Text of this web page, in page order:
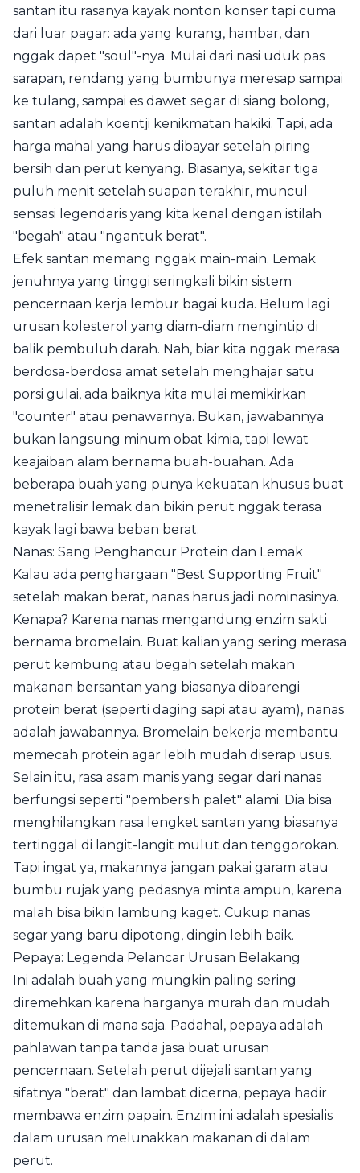
santan itu rasanya kayak nonton konser tapi cuma
dari luar pagar: ada yang kurang, hambar, dan
nggak dapet "soul"-nya. Mulai dari nasi uduk pas
sarapan, rendang yang bumbunya meresap sampai
ke tulang, sampai es dawet segar di siang bolong,
santan adalah koentji kenikmatan hakiki. Tapi, ada
harga mahal yang harus dibayar setelah piring
bersih dan perut kenyang. Biasanya, sekitar tiga
puluh menit setelah suapan terakhir, muncul
sensasi legendaris yang kita kenal dengan istilah
"begah" atau "ngantuk berat".
Efek santan memang nggak main-main. Lemak
jenuhnya yang tinggi seringkali bikin sistem
pencernaan kerja lembur bagai kuda. Belum lagi
urusan kolesterol yang diam-diam mengintip di
balik pembuluh darah. Nah, biar kita nggak merasa
berdosa-berdosa amat setelah menghajar satu
porsi gulai, ada baiknya kita mulai memikirkan
"counter" atau penawarnya. Bukan, jawabannya
bukan langsung minum obat kimia, tapi lewat
keajaiban alam bernama buah-buahan. Ada
beberapa buah yang punya kekuatan khusus buat
menetralisir lemak dan bikin perut nggak terasa
kayak lagi bawa beban berat.
Nanas: Sang Penghancur Protein dan Lemak
Kalau ada penghargaan "Best Supporting Fruit"
setelah makan berat, nanas harus jadi nominasinya.
Kenapa? Karena nanas mengandung enzim sakti
bernama bromelain. Buat kalian yang sering merasa
perut kembung atau begah setelah makan
makanan bersantan yang biasanya dibarengi
protein berat (seperti daging sapi atau ayam), nanas
adalah jawabannya. Bromelain bekerja membantu
memecah protein agar lebih mudah diserap usus.
Selain itu, rasa asam manis yang segar dari nanas
berfungsi seperti "pembersih palet" alami. Dia bisa
menghilangkan rasa lengket santan yang biasanya
tertinggal di langit-langit mulut dan tenggorokan.
Tapi ingat ya, makannya jangan pakai garam atau
bumbu rujak yang pedasnya minta ampun, karena
malah bisa bikin lambung kaget. Cukup nanas
segar yang baru dipotong, dingin lebih baik.
Pepaya: Legenda Pelancar Urusan Belakang
Ini adalah buah yang mungkin paling sering
diremehkan karena harganya murah dan mudah
ditemukan di mana saja. Padahal, pepaya adalah
pahlawan tanpa tanda jasa buat urusan
pencernaan. Setelah perut dijejali santan yang
sifatnya "berat" dan lambat dicerna, pepaya hadir
membawa enzim papain. Enzim ini adalah spesialis
dalam urusan melunakkan makanan di dalam
perut.